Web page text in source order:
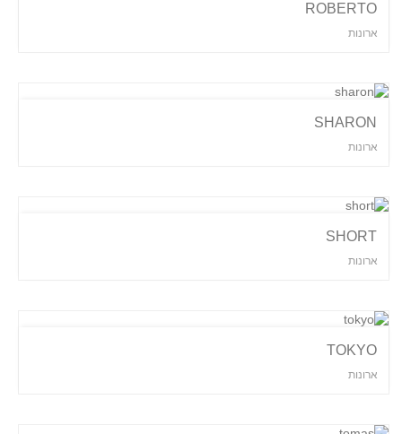
ROBERTO
ארונות
SHARON
ארונות
SHORT
ארונות
TOKYO
ארונות